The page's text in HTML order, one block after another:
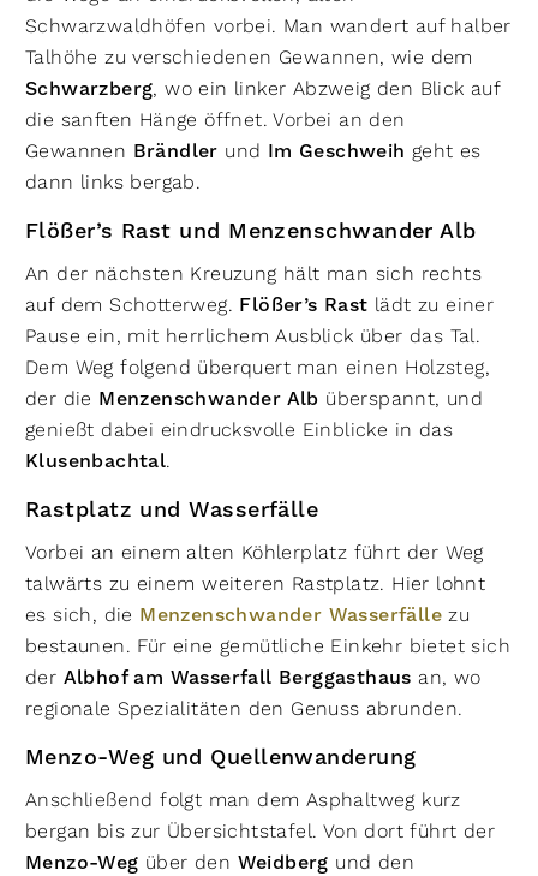
Schwarzwaldhöfen vorbei. Man wandert auf halber
Talhöhe zu verschiedenen Gewannen, wie dem
Schwarzberg, wo ein linker Abzweig den Blick auf
die sanften Hänge öffnet. Vorbei an den
Gewannen Brändler und Im Geschweih geht es
dann links bergab.
Flößer’s Rast und Menzenschwander Alb
An der nächsten Kreuzung hält man sich rechts
auf dem Schotterweg. Flößer’s Rast lädt zu einer
Pause ein, mit herrlichem Ausblick über das Tal.
Dem Weg folgend überquert man einen Holzsteg,
der die Menzenschwander Alb überspannt, und
genießt dabei eindrucksvolle Einblicke in das
Klusenbachtal.
Rastplatz und Wasserfälle
Vorbei an einem alten Köhlerplatz führt der Weg
talwärts zu einem weiteren Rastplatz. Hier lohnt
es sich, die Menzenschwander Wasserfälle zu
bestaunen. Für eine gemütliche Einkehr bietet sich
der Albhof am Wasserfall Berggasthaus an, wo
regionale Spezialitäten den Genuss abrunden.
Menzo-Weg und Quellenwanderung
Anschließend folgt man dem Asphaltweg kurz
bergan bis zur Übersichtstafel. Von dort führt der
Menzo-Weg über den Weidberg und den